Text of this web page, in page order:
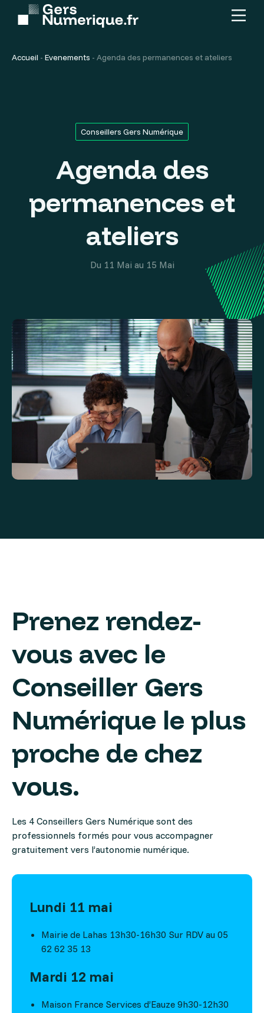
Contenu
principal
Menu
Accueil - Evenements - Agenda des permanences et ateliers
Conseillers Gers Numérique
Agenda des
permanences et
ateliers
Du 11 Mai au 15 Mai
Prenez rendez-
vous avec le
Conseiller Gers
Numérique le plus
proche de chez
vous.
Les 4 Conseillers Gers Numérique sont des
professionnels formés pour vous accompagner
gratuitement vers l’autonomie numérique.
Lundi 11 mai
Mairie de Lahas 13h30-16h30 Sur RDV au 05
62 62 35 13
Mardi 12 mai
Maison France Services d’Eauze 9h30-12h30